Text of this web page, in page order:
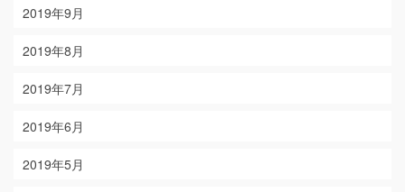
2019年9月
2019年8月
2019年7月
2019年6月
2019年5月